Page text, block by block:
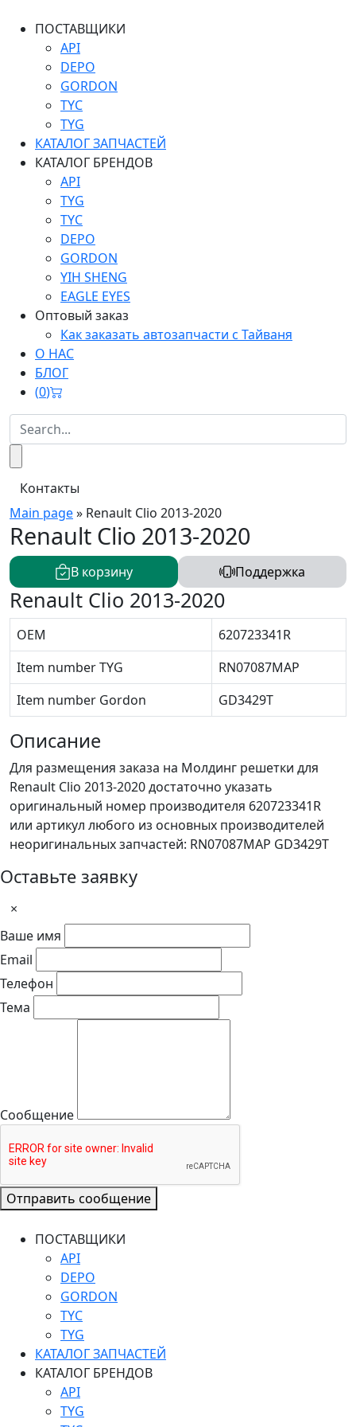
ПОСТАВЩИКИ
API
DEPO
GORDON
TYC
TYG
КАТАЛОГ ЗАПЧАСТЕЙ
КАТАЛОГ БРЕНДОВ
API
TYG
TYC
DEPO
GORDON
YIH SHENG
EAGLE EYES
Оптовый заказ
Как заказать автозапчасти с Тайваня
О НАС
БЛОГ
(0)
Контакты
Main page» Renault Clio 2013-2020
Renault Clio 2013-2020
В корзину Поддержка
Renault Clio 2013-2020
OEM
620723341R
Item number TYG
RN07087MAP
Item number Gordon
GD3429T
Описание
Для размещения заказа на Молдинг решетки для
Renault Clio 2013-2020 достаточно указать
оригинальный номер производителя 620723341R
или артикул любого из основных производителей
неоригинальных запчастей: RN07087MAP GD3429T
Оставьте заявку
×
Ваше имя
Email
Телефон
Тема
Сообщение
Отправить сообщение
ПОСТАВЩИКИ
API
DEPO
GORDON
TYC
TYG
КАТАЛОГ ЗАПЧАСТЕЙ
КАТАЛОГ БРЕНДОВ
API
TYG